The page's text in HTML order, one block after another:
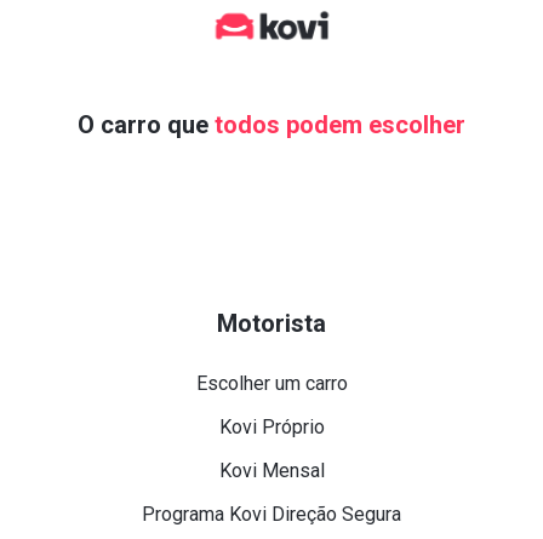
O carro que todos podem escolher
Motorista
Escolher um carro
Kovi Próprio
Kovi Mensal
Programa Kovi Direção Segura